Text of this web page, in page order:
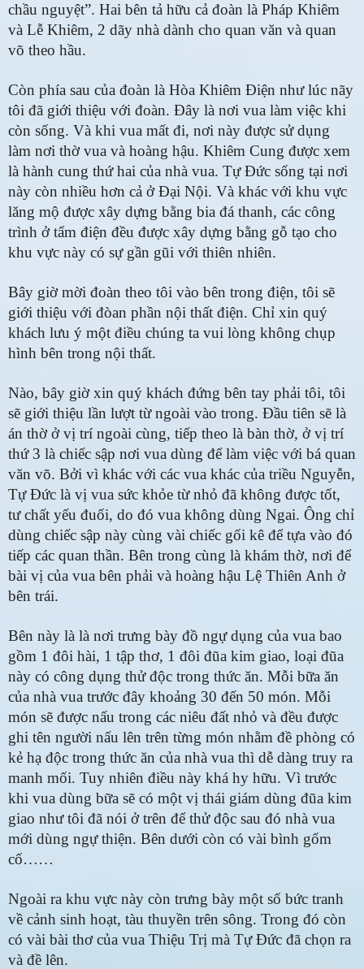
chầu nguyệt”. Hai bên tả hữu cả đoàn là Pháp Khiêm
và Lễ Khiêm, 2 dãy nhà dành cho quan văn và quan
võ theo hầu.
Còn phía sau của đoàn là Hòa Khiêm Điện như lúc nãy
tôi đã giới thiệu với đoàn. Đây là nơi vua làm việc khi
còn sống. Và khi vua mất đi, nơi này được sử dụng
làm nơi thờ vua và hoàng hậu. Khiêm Cung được xem
là hành cung thứ hai của nhà vua. Tự Đức sống tại nơi
này còn nhiều hơn cả ở Đại Nội. Và khác với khu vực
lăng mộ được xây dựng bằng bia đá thanh, các công
trình ở tẩm điện đều được xây dựng bằng gỗ tạo cho
khu vực này có sự gần gũi với thiên nhiên.
Bây giờ mời đoàn theo tôi vào bên trong điện, tôi sẽ
giới thiệu với đòan phần nội thất điện. Chỉ xin quý
khách lưu ý một điều chúng ta vui lòng không chụp
hình bên trong nội thất.
Nào, bây giờ xin quý khách đứng bên tay phải tôi, tôi
sẽ giới thiệu lần lượt từ ngoài vào trong. Đầu tiên sẽ là
án thờ ở vị trí ngoài cùng, tiếp theo là bàn thờ, ở vị trí
thứ 3 là chiếc sập nơi vua dùng để làm việc với bá quan
văn võ. Bởi vì khác với các vua khác của triều Nguyễn,
Tự Đức là vị vua sức khỏe từ nhỏ đã không được tốt,
tư chất yếu đuối, do đó vua không dùng Ngai. Ông chỉ
dùng chiếc sập này cùng vài chiếc gối kê để tựa vào đó
tiếp các quan thần. Bên trong cùng là khám thờ, nơi để
bài vị của vua bên phải và hoàng hậu Lệ Thiên Anh ở
bên trái.
Bên này là là nơi trưng bày đồ ngự dụng của vua bao
gồm 1 đôi hài, 1 tập thơ, 1 đôi đũa kim giao, loại đũa
này có công dụng thử độc trong thức ăn. Mỗi bữa ăn
của nhà vua trước đây khoảng 30 đến 50 món. Mỗi
món sẽ được nấu trong các niêu đất nhỏ và đều được
ghi tên người nấu lên trên từng món nhằm đề phòng có
kẻ hạ độc trong thức ăn của nhà vua thì dễ dàng truy ra
manh mối. Tuy nhiên điều này khá hy hữu. Vì trước
khi vua dùng bữa sẽ có một vị thái giám dùng đũa kim
giao như tôi đã nói ở trên để thử độc sau đó nhà vua
mới dùng ngự thiện. Bên dưới còn có vài bình gốm
cố……
Ngoài ra khu vực này còn trưng bày một số bức tranh
về cảnh sinh hoạt, tàu thuyền trên sông. Trong đó còn
có vài bài thơ của vua Thiệu Trị mà Tự Đức đã chọn ra
và đề lên.